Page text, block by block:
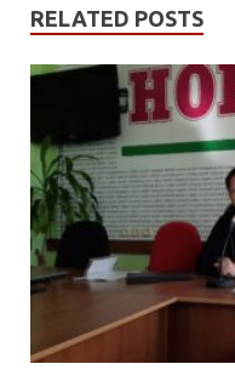
RELATED POSTS